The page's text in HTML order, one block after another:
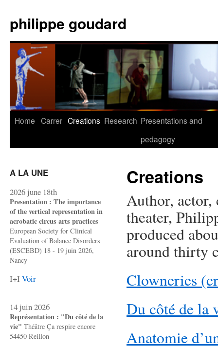
content
philippe goudard
Home Carrer Creations Research Presentations and
pedagogy
A LA UNE
2026 june 18th
Presentation : The importance
of the vertical representation in
acrobatic circus arts practices
European Society for Clinical
Evaluation of Balance Disorders
(ESCEBD) 18 - 19 juin 2026,
Nancy
I+I Voir
14 juin 2026
Représentation : "Du côté de la
vie" Théâtre Ça respire encore
54450 Reillon
Creations
Author, actor,
theater,
produced
around thirty
Clowneries
Du côté de la
Anatomie